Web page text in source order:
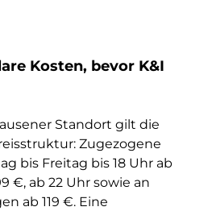
Kosten, bevor K&I
Standort gilt die
Zugezogene
bis Freitag bis 18 Uhr ab
€, ab 22 Uhr sowie an
ab 119 €. Eine